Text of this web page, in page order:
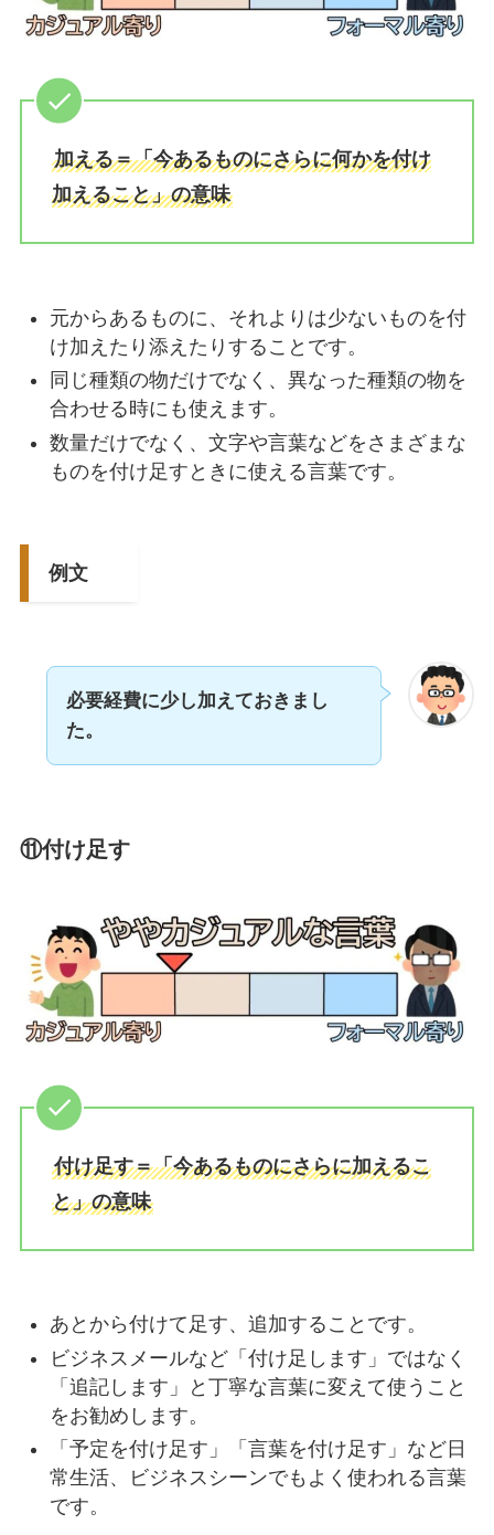
加える＝「今あるものにさらに何かを付け
加えること」の意味
元からあるものに、それよりは少ないものを付
け加えたり添えたりすることです。
同じ種類の物だけでなく、異なった種類の物を
合わせる時にも使えます。
数量だけでなく、文字や言葉などをさまざまな
ものを付け足すときに使える言葉です。
例文
必要経費に少し加えておきまし
た。
⑪付け足す
付け足す＝「今あるものにさらに加えるこ
と」の意味
あとから付けて足す、追加することです。
ビジネスメールなど「付け足します」ではなく
「追記します」と丁寧な言葉に変えて使うこと
をお勧めします。
「予定を付け足す」「言葉を付け足す」など日
常生活、ビジネスシーンでもよく使われる言葉
です。